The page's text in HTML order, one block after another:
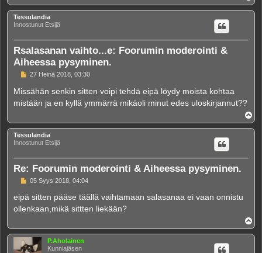
l
ö
Tessulandia
Innostunut Etsijä
Rsalasanan vaihto...e: Foorumin moderointi &
Aiheessa pysyminen.
V
e
t
27 Heinä 2018, 03:30
Missähän senkin sitten voipi tehdä eipä löydy moista kohtaa
mistään ja en kyllä ymmärrä mikäoli minut edes uloskirjannut??
l
ö
Tessulandia
Innostunut Etsijä
Re: Foorumin moderointi & Aiheessa pysyminen.
V
e
t
05 Syys 2018, 04:04
eipä sitten pääse täällä vaihtamaan salasanaa ei vaan onnistu
ollenkaan,mikä sittten liekään?
l
ö
P.Aholainen
Kunniajäsen